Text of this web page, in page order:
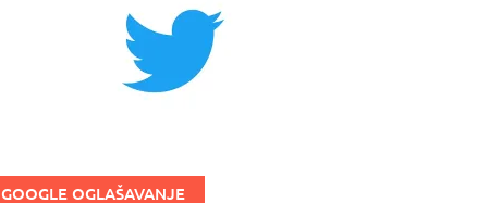
GOOGLE OGLAŠAVANJE